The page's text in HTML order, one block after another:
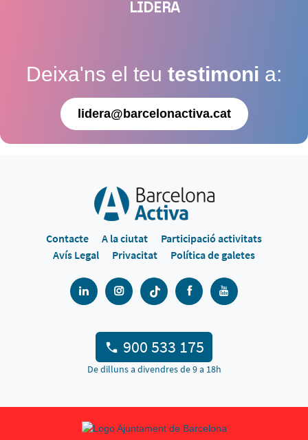
LIDERA
Deixa'ns el teu testimoni a:
lidera@barcelonactiva.cat
Contacte A la ciutat
Participació activitats
Avís Legal
Privacitat Política de galetes
900 533 175
De dilluns a divendres de 9 a 18h